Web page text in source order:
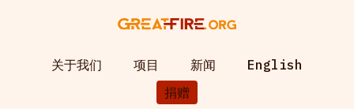
关于我们 项目 新闻
English
捐赠